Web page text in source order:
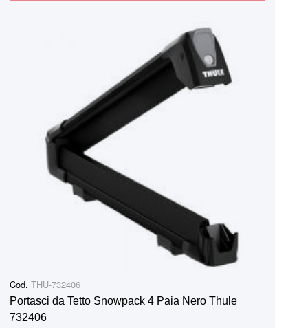
Cod. THU-732406
Portasci da Tetto Snowpack 4 Paia Nero Thule
732406